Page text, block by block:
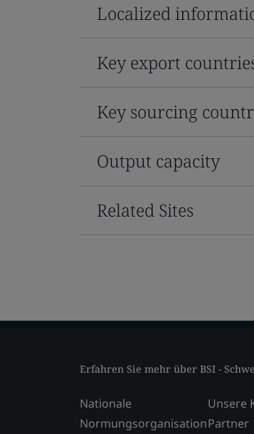
Localized
Key export
Key sourcing
Output capacity
Related Sites
Erfahren Sie mehr über BSI -
Nationale
Normungsorganisation
Unsere
Partner